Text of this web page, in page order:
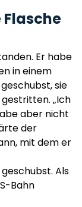
Er habe
in einem
sie
„Ich
aber nicht
der
mit dem er
Als
Bahn